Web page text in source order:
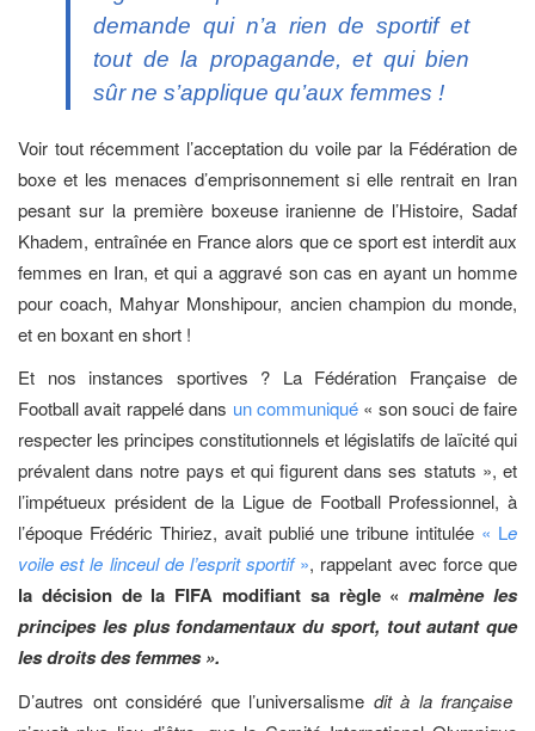
demande qui n’a rien de sportif et
tout de la propagande, et qui bien
sûr ne s’applique qu’aux femmes !
Voir tout récemment l’acceptation du voile par la Fédération de
boxe et les menaces d’emprisonnement si elle rentrait en Iran
pesant sur la première boxeuse iranienne de l’Histoire, Sadaf
Khadem, entraînée en France alors que ce sport est interdit aux
femmes en Iran, et qui a aggravé son cas en ayant un homme
pour coach, Mahyar Monshipour, ancien champion du monde,
et en boxant en short !
Et nos instances sportives ? La Fédération Française de
Football avait rappelé dans un communiqué « son souci de faire
respecter les principes constitutionnels et législatifs de laïcité qui
prévalent dans notre pays et qui figurent dans ses statuts », et
l’impétueux président de la Ligue de Football Professionnel, à
l’époque Frédéric Thiriez, avait publié une tribune intitulée « Le
voile est le linceul de l’esprit sportif», rappelant avec force que
la décision de la FIFA modifiant sa règle « malmène les
principes les plus fondamentaux du sport, tout autant que
les droits des femmes ».
D’autres ont considéré que l’universalisme dit à la française